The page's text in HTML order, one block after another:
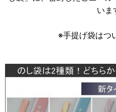
いま
※手提げ袋はつ